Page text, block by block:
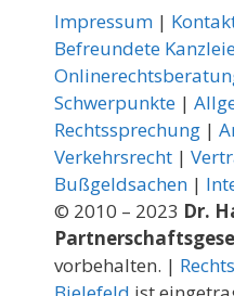
Impressum |
Befreundete
Schwerpunkte |
Rechtssprechung |
Verkehrsrecht |
Bußgeldsachen |
© 2010 – 2023 Dr.
vorbehalten. |